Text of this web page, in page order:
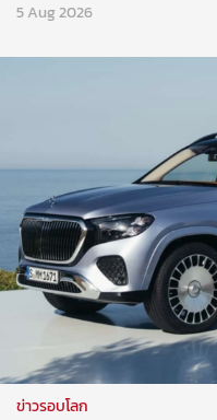
5 Aug 2026
ข่าวรอบโลก